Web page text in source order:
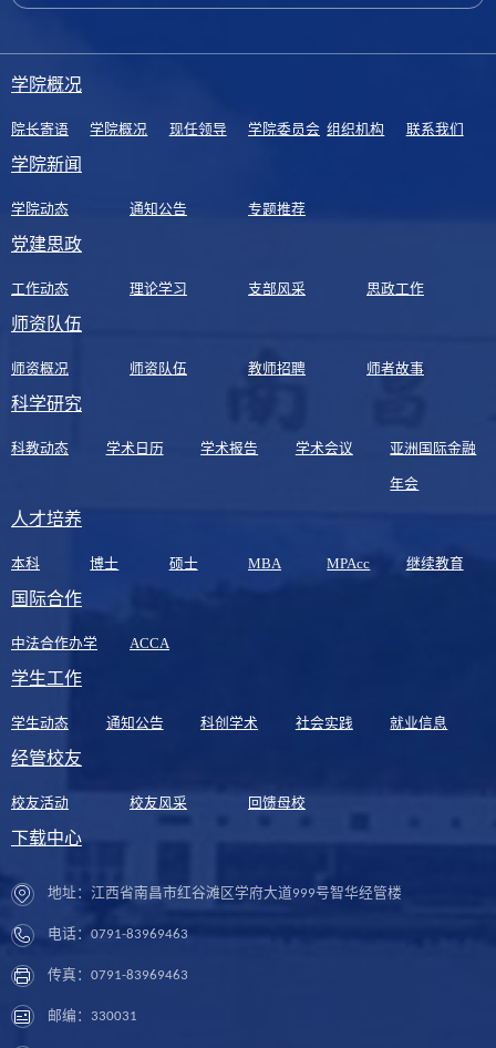
学院概况
院长寄语 学院概况 现任领导 学院委员会 组织机构 联系我们
学院新闻
学院动态 通知公告 专题推荐
党建思政
工作动态 理论学习 支部风采 思政工作
师资队伍
师资概况 师资队伍 教师招聘 师者故事
科学研究
科教动态 学术日历 学术报告 学术会议 亚洲国际金融
年会
人才培养
本科 博士 硕士 MBA MPAcc 继续教育
国际合作
中法合作办学 ACCA
学生工作
学生动态 通知公告 科创学术 社会实践 就业信息
经管校友
校友活动 校友风采 回馈母校
下载中心
地址：江西省南昌市红谷滩区学府大道999号智华经管楼
电话：0791-83969463
传真：0791-83969463
邮编：330031